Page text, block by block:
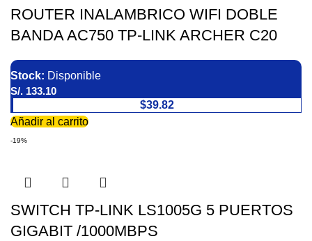
ROUTER INALAMBRICO WIFI DOBLE
BANDA AC750 TP-LINK ARCHER C20
Stock: Disponible
S/. 133.10
$39.82
Añadir al carrito
-19%
SWITCH TP-LINK LS1005G 5 PUERTOS
GIGABIT /1000MBPS